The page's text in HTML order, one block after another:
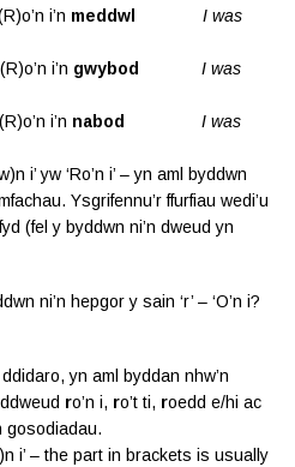
i’n meddwl I was
i’n gwybod I was
i’n nabod I was
i’ yw ‘Ro’n i’ – yn aml byddwn
Ysgrifennu’r ffurfiau wedi’u
(fel y byddwn ni’n dweud yn
ni’n hepgor y sain ‘r’ – ‘O’n i?
yn aml byddan nhw’n
ro’n i, ro’t ti, roedd e/hi ac
gosodiadau.
i’ – the part in brackets is usually